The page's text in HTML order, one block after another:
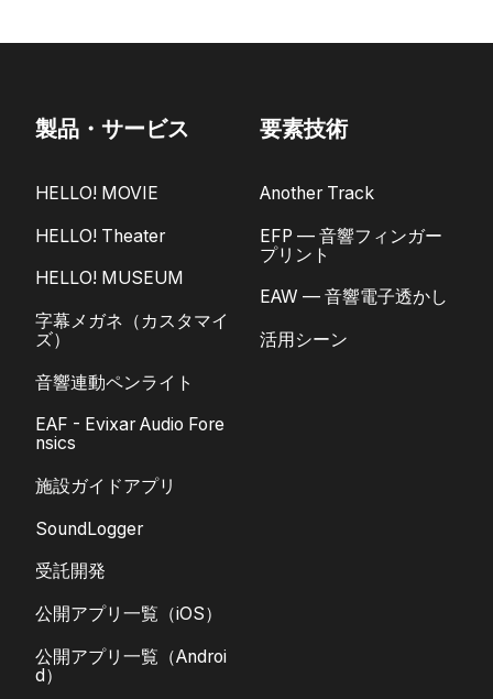
製品・サービス
HELLO! MOVIE
HELLO! Theater
HELLO! MUSEUM
字幕メガネ（カスタマイ
ズ）
音響連動ペンライト
EAF - Evixar Audio Fore
nsics
施設ガイドアプリ
SoundLogger
受託開発
公開アプリ一覧（iOS）
公開アプリ一覧（Androi
d）
要素技術
Another Track
EFP — 音響フィンガー
プリント
EAW — 音響電子透かし
活用シーン